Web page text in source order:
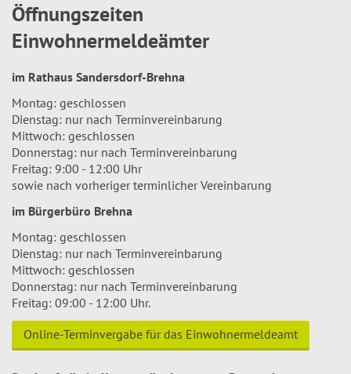
Öffnungszeiten
Einwohnermeldeämter
im Rathaus Sandersdorf-Brehna
Montag: geschlossen
Dienstag: nur nach Terminvereinbarung
Mittwoch: geschlossen
Donnerstag: nur nach Terminvereinbarung
Freitag: 9:00 - 12:00 Uhr
sowie nach vorheriger terminlicher Vereinbarung
im Bürgerbüro Brehna
Montag: geschlossen
Dienstag: nur nach Terminvereinbarung
Mittwoch: geschlossen
Donnerstag: nur nach Terminvereinbarung
Freitag: 09:00 - 12:00 Uhr.
Online-Terminvergabe für das Einwohnermeldeamt